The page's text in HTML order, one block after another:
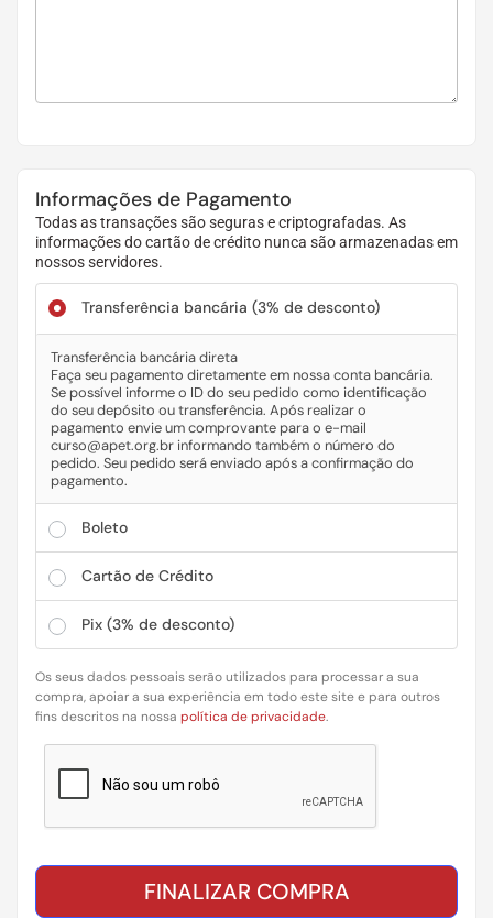
Informações de Pagamento
Todas as transações são seguras e criptografadas. As
informações do cartão de crédito nunca são armazenadas em
nossos servidores.
Transferência bancária (3% de desconto)
Transferência bancária direta
Faça seu pagamento diretamente em nossa conta bancária.
Se possível informe o ID do seu pedido como identificação
do seu depósito ou transferência. Após realizar o
pagamento envie um comprovante para o e-mail
curso@apet.org.br informando também o número do
pedido. Seu pedido será enviado após a confirmação do
pagamento.
Boleto
Cartão de Crédito
Pix (3% de desconto)
Os seus dados pessoais serão utilizados para processar a sua
compra, apoiar a sua experiência em todo este site e para outros
fins descritos na nossa política de privacidade.
FINALIZAR COMPRA